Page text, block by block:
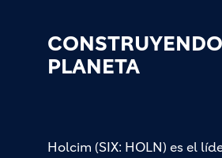
PLANETA
Holcim (SIX: HOLN) es el